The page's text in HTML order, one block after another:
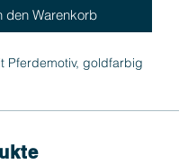
den Warenkorb
Pferdemotiv, goldfarbig